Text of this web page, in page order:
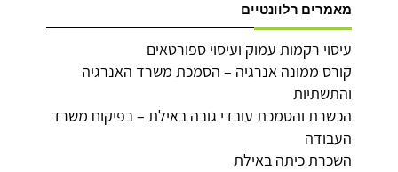
מאמרים רלוונטיים
עיסוי רקמות עמוק ועיסוי ספורטאים
קורס ממונה אנרגיה – הסמכת משרד האנרגיה
והתשתיות
הכשרת והסמכת עובדי גובה באילת – בפיקוח משרד
העבודה
השכרת כיתה באילת